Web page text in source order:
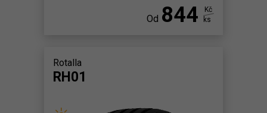
Od 844
Kč
ks
Rotalla
RH01